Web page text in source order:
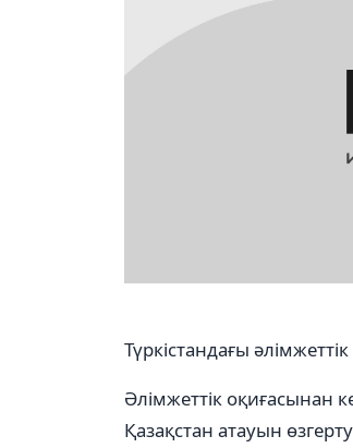
Түркістандағы
Әлімжеттік оқиғасынан
Қазақстан атауын